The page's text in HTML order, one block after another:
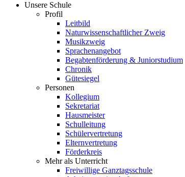
Unsere Schule
Profil
Leitbild
Naturwissenschaftlicher Zweig
Musikzweig
Sprachenangebot
Begabtenförderung & Juniorstudium
Chronik
Gütesiegel
Personen
Kollegium
Sekretariat
Hausmeister
Schulleitung
Schülervertretung
Elternvertretung
Förderkreis
Mehr als Unterricht
Freiwillige Ganztagsschule